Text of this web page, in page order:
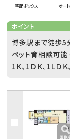
宅配ボックス オー
ポイント
博多駅まで徒歩5
ペット育相談可能
1Ｋ、1ＤＫ、1ＬＤ